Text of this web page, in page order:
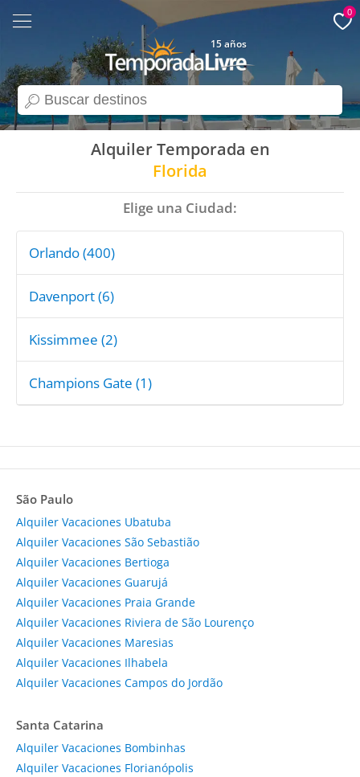
search
15 años
0
Alquiler Temporada en
Florida
Elige una Ciudad:
Orlando (400)
Davenport (6)
Kissimmee (2)
Champions Gate (1)
São Paulo
Alquiler Vacaciones Ubatuba
Alquiler Vacaciones São Sebastião
Alquiler Vacaciones Bertioga
Alquiler Vacaciones Guarujá
Alquiler Vacaciones Praia Grande
Alquiler Vacaciones Riviera de São Lourenço
Alquiler Vacaciones Maresias
Alquiler Vacaciones Ilhabela
Alquiler Vacaciones Campos do Jordão
Santa Catarina
Alquiler Vacaciones Bombinhas
Alquiler Vacaciones Florianópolis